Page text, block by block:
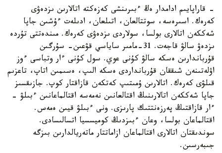
- قاراپايىم ادامدار ەڭ ءبىرىنشى كەزەكتە اتالارىن ىزدەۋى
كەرەك. اسىرەسە، سوتتالعان، اتىلعان، ادىلەت ءۇشىن جاپا
شەككەن اتالارى بولسا، سولاردى ىزدەۋى كەرەك. مىندەتتى تۇردە
ىزدەۋ سالۋ قاجەت. 31-مامىر ساياسي قۋعىن- سۇرگىن
قۇرباندارىن ەسكە سالۋ كۇنى عوي. سول كۇنى ءار وتباسى ءوز
اۋلەتىنەن شىققان قۇربانداردى ەسكە الىپ، ەسىمىن اتاپ، تاعزىم
قىلۋى كەرەك. اتالارىن ۇمىتىپ كەتكەن قازاقتار كوپ. جازىقسىز
جاپا شەككەن اتالارىنىڭ اقتالعانىن نەمەسە اقتالماعانىن ءبىلۋ -
ءار قازاقتىڭ پەرزەنتتىك پارىزى. ونى ءبىلۋ قيىن ەمەس.
اقتالماعان بولسا، وعان ءبىزدىڭ كوميسسيا اتسالىسادى.
سوندىقتان اتالارى اقتالماعان ازاماتتار ماتەريالدارىن بىزگە
جىبەرسىن.